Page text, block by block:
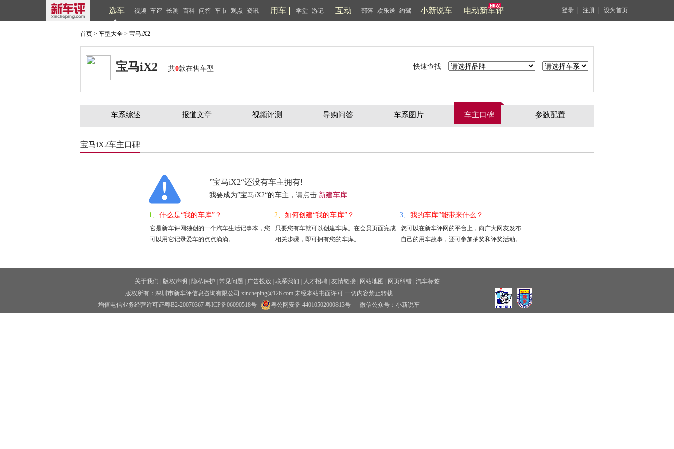
选车 视频 车评 长测 百科 问答 车市 观点 资讯 用车 学堂 游记 互动 部落 欢乐送 约驾 小新说车 电动新车评 登录 注册 设为首页
首页 > 车型大全 > 宝马iX2
宝马iX2 共0款在售车型 快速查找
车系综述 报道文章 视频评测 导购问答 车系图片 车主口碑 参数配置
宝马iX2车主口碑
”宝马iX2“还没有车主拥有!
我要成为”宝马iX2“的车主，请点击 新建车库
1、 什么是“我的车库”？
它是新车评网独创的一个汽车生活记事本，您
可以用它记录爱车的点点滴滴。
2、 如何创建“我的车库”？
只要您有车就可以创建车库。在会员页面完成
相关步骤，即可拥有您的车库。
3、 我的车库”能带来什么？
您可以在新车评网的平台上，向广大网友发布
自己的用车故事，还可参加抽奖和评奖活动。
关于我们 版权声明 隐私保护 常见问题 广告投放 联系我们 人才招聘 友情链接 网站地图 网页纠错
汽车标签
版权所有：深圳市新车评信息咨询有限公司 xincheping@126.com 未经本站书面许可 一切内容禁止转载
增值电信业务经营许可证粤B2-20070367 粤ICP备06090518号 粤公网安备 44010502000813号微信公众号：小新说车